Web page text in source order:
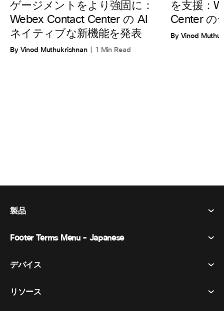
ゲージメントをより強固に：
Webex Contact Center の AI
ネイティブな新機能を発表
By Vinod Muthukrishnan 1 Min Read
を支援：
Center の
By Vinod
製品
Webex Suite
メッセージング
Footer Terms Menu - Japanese
利用規約
デバイス​
ヘッドセット​
リソース